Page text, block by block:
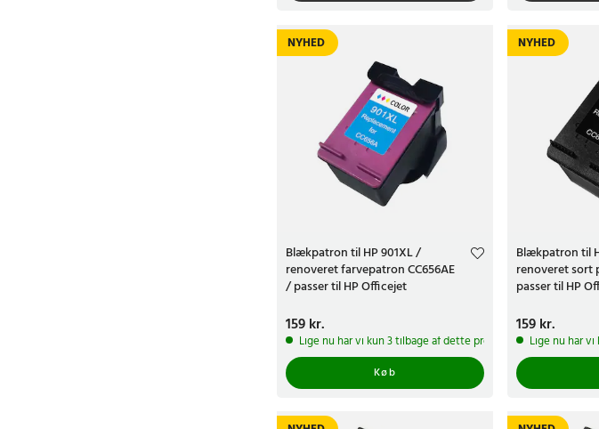
NYHED
Blækpatron til HP 901XL /
renoveret farvepatron CC656AE
/ passer til HP Officejet
Pris :159 kr.
159 kr.
Lige nu har vi kun 3 tilbage af dette produkt
Køb
NYHED
Blækpatron til
renoveret sort
passer til HP
Pris :159 kr.
159 kr.
Lige nu har vi